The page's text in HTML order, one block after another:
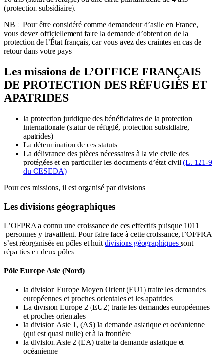
(protection subsidiaire).
NB : Pour être considéré comme demandeur d’asile en France,
vous devez officiellement faire la demande d’obtention de la
protection de l’État français, car vous avez des craintes en cas de
retour dans votre pays
Les missions de L’OFFICE FRANÇAIS
DE PROTECTION DES RÉFUGIÉS ET
APATRIDES
la protection juridique des bénéficiaires de la protection
internationale (statur de réfugié, protection subsidiaire,
apatrides)
La détermination de ces statuts
La délivrance des pièces nécessaires à la vie civile des
protégées et en particulier les documents d’état civil (L. 121-9
du CESEDA)
Pour ces missions, il est organisé par divisions
Les divisions géographiques
L’OFPRA a connu une croissance de ces effectifs puisque 1011
personnes y travaillent. Pour faire face à cette croissance, l’OFPRA
s’est réorganisée en pôles et huit divisions géographiques sont
réparties en deux pôles
Pôle Europe Asie (Nord)
la division Europe Moyen Orient (EU1) traite les demandes
européennes et proches orientales et les apatrides
La division Europe 2 (EU2) traite les demandes européennes
et proches orientales
la division Asie 1, (AS) la demande asiatique et océanienne
(qui est quasi nulle) et à la frontière
la division Asie 2 (EA) traite la demande asiatique et
océanienne